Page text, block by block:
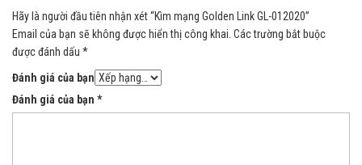
Hãy là người đầu tiên nhận xét “Kìm mạng Golden Link GL-012020”
Email của bạn sẽ không được hiển thị công khai. Các trường bắt buộc
được đánh dấu *
Đánh giá của bạn
Đánh giá của bạn *